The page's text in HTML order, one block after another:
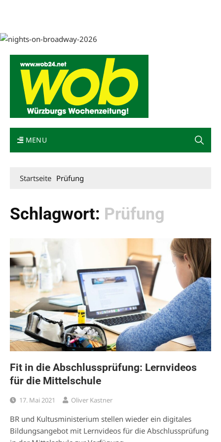
MENU
Startseite Prüfung
Schlagwort: Prüfung
Fit in die Abschlussprüfung: Lernvideos
für die Mittelschule
17. Mai 2021 Oliver Kastner
BR und Kultusministerium stellen wieder ein digitales
Bildungsangebot mit Lernvideos für die Abschlussprüfung